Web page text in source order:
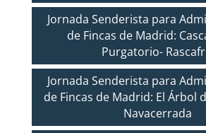
Jornada Senderista para
de Fincas de Madrid:
Purgatorio-
Jornada Senderista para
de Fincas de Madrid: El Árbol
Navacerrada